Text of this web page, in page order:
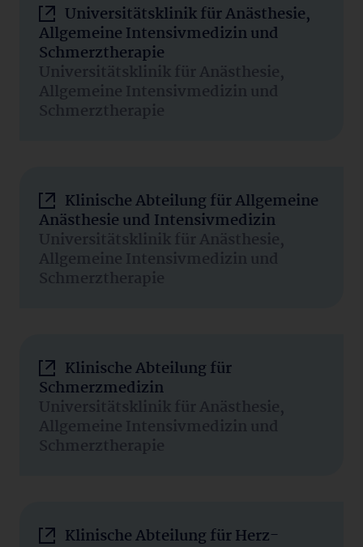
Universitätsklinik für Anästhesie,
Allgemeine Intensivmedizin und
Schmerztherapie
Universitätsklinik für Anästhesie,
Allgemeine Intensivmedizin und
Schmerztherapie
Klinische Abteilung für Allgemeine
Anästhesie und Intensivmedizin
Universitätsklinik für Anästhesie,
Allgemeine Intensivmedizin und
Schmerztherapie
Klinische Abteilung für
Schmerzmedizin
Universitätsklinik für Anästhesie,
Allgemeine Intensivmedizin und
Schmerztherapie
Klinische Abteilung für Herz-